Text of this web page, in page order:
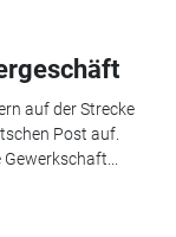
auf der Strecke
Post auf.